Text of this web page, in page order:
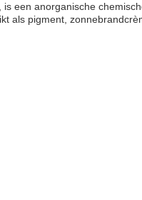
een anorganische
als pigment,